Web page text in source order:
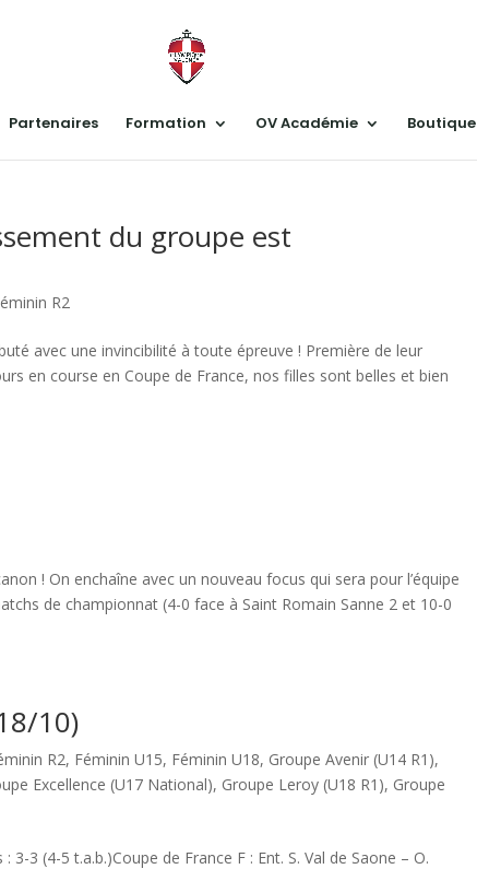
Partenaires Formation OV Académie Boutique
du groupe est
R2
avec une invincibilité à toute épreuve ! Première de leur
en course en Coupe de France, nos filles sont belles et bien
! On enchaîne avec un nouveau focus qui sera pour l’équipe
de championnat (4-0 face à Saint Romain Sanne 2 et 10-0
10)
R2, Féminin U15, Féminin U18, Groupe Avenir (U14 R1),
Excellence (U17 National), Groupe Leroy (U18 R1), Groupe
3 (4-5 t.a.b.)Coupe de France F : Ent. S. Val de Saone – O.